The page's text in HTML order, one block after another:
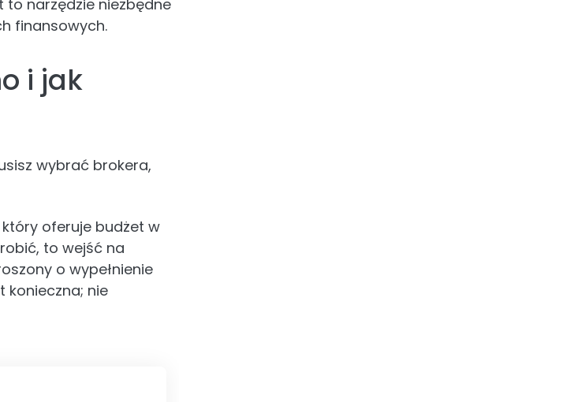
to narzędzie niezbędne
finansowych.
i jak
wybrać brokera,
który oferuje budżet w
to wejść na
o wypełnienie
konieczna; nie